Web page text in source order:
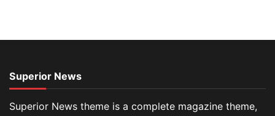
Superior News
Superior News theme is a complete magazine theme,